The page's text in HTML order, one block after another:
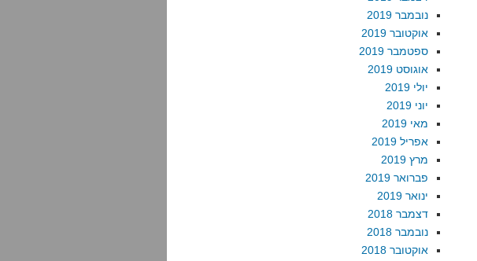
נובמבר 2019
אוקטובר 2019
ספטמבר 2019
אוגוסט 2019
יולי 2019
יוני 2019
מאי 2019
אפריל 2019
מרץ 2019
פברואר 2019
ינואר 2019
דצמבר 2018
נובמבר 2018
אוקטובר 2018